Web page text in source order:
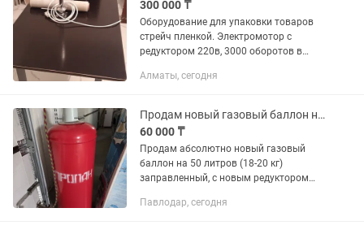
300 000 ₸
Оборудование для упаковки товаров
стрейч пленкой. Электромотор с
редуктором 220в, 3000 оборотов в
столешницы: проф труба 40/40
Алматы, сегодня
Продам новый газовый баллон на 50 л
60 000 ₸
Продам абсолютно новый газовый
баллон на 50 литров (18-20 кг)
заправленный, с новым редуктором
Срок след поверки баллонна в 31 году
Павлодар, сегодня